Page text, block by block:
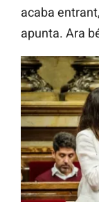
acaba
apunta. Ara